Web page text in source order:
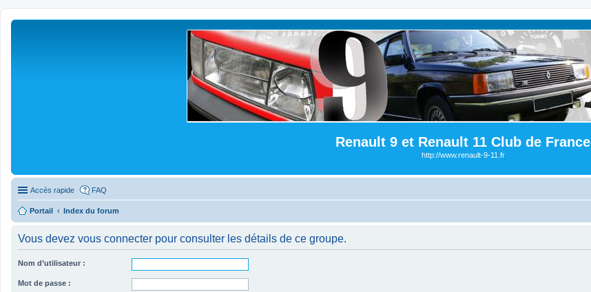
Renault 9 et Renault 11 Club de France
http://www.renault-9-11.fr
Accès rapide FAQ
Portail Index du forum
Vous devez vous connecter pour consulter les détails de ce groupe.
Nom d’utilisateur :
Mot de passe :